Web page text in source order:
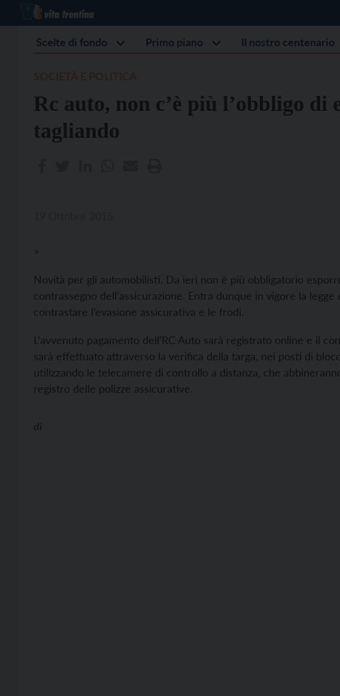
Scelte di fondo Primo piano Il nostro centenario
Rc auto, non c’è più l’obbligo di
tagliando
>
Novità per gli automobilisti. Da ieri non è più obbligatorio
contrassegno dell’assicurazione. Entra dunque in vigore la
contrastare l’evasione assicurativa e le frodi.
L’avvenuto pagamento dell’RC Auto sarà registrato online e il
sarà effettuato attraverso la verifica della targa, nei posti di
utilizzando le telecamere di controllo a distanza, che
registro delle polizze assicurative.
di